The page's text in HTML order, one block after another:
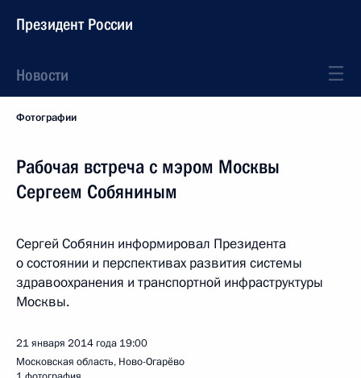
Президент России
Новости
Фотографии
Рабочая встреча с мэром Москвы
Сергеем Собяниным
Сергей Собянин информировал Президента
о состоянии и перспективах развития системы
здравоохранения и транспортной инфраструктуры
Москвы.
21 января 2014 года 19:00
Московская область, Ново-Огарёво